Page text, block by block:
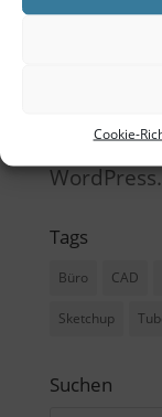
Cookie-
Meta
Entries
Tags
Büro CAD
Sketchup
Suchen